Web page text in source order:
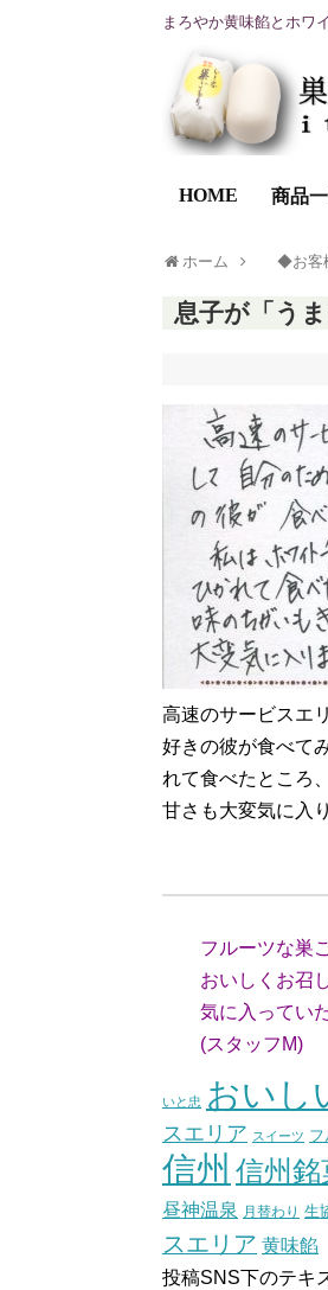
まろやか黄味餡とホワ
HOME 商品
ホーム ◆お客
息子が「う
高速のサービスエ
好きの彼が食べて
れて食べたところ
甘さも大変気に入
（
フルーツな巣
おいしくお召し
気に入っていた
(スタッフM)
いと忠 おいし
スエリア スイーツ フ
信州 信州銘
昼神温泉 月替わり 生
スエリア 黄味餡
投稿SNS下のテキ